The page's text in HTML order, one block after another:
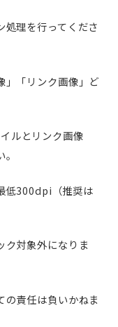
理を行ってくださ
「リンク画像」ど
ルとリンク画像
低300dpi（推奨は
対象外になりま
責任は負いかねま